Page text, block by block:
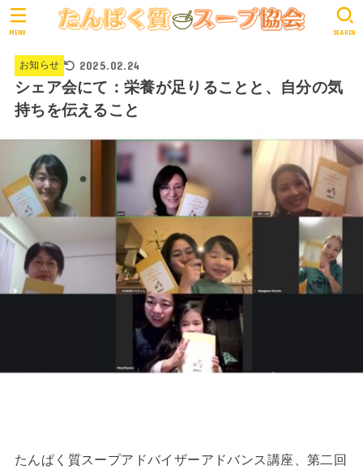
SEARCH
MENU
お知らせ 2025.02.24
シェア会にて：栄養が足りることと、自分の気
持ちを伝えること
たんぱく質スープアドバイザーアドバンス講座、第二回